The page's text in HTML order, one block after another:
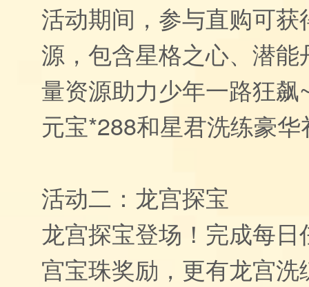
活动期间，参与直购可
源，包含星格之心、潜
量资源助力少年一路狂
元宝*288和星君洗练豪
活动二：龙宫探宝
龙宫探宝登场！完成每
宫宝珠奖励，更有龙宫